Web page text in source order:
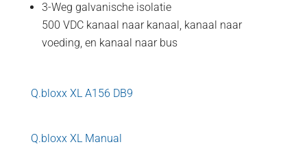
3-Weg galvanische isolatie
500 VDC kanaal naar kanaal, kanaal naar
voeding, en kanaal naar bus
Q.bloxx XL A156 DB9
Q.bloxx XL Manual